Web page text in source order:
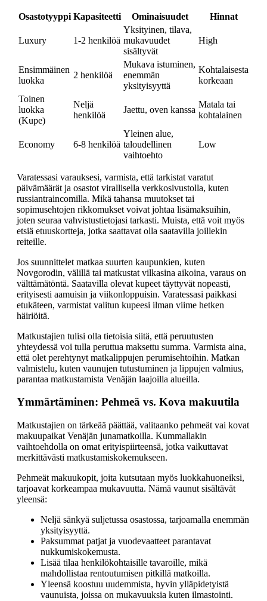
Osastotyyppi Kapasiteetti Ominaisuudet Hinnat
Luxury 1-2 henkilöä
Yksityinen, tilava,
mukavuudet
sisältyvät
High
Ensimmäinen
luokka
2 henkilöä
Mukava istuminen,
enemmän
yksityisyyttä
Kohtalaisesta
korkeaan
Toinen
luokka
(Kupe)
Neljä
henkilöä
Jaettu, oven kanssa
Matala tai
kohtalainen
Economy 6-8 henkilöä
Yleinen alue,
taloudellinen
vaihtoehto
Low
Varatessasi varauksesi, varmista, että tarkistat varatut
päivämäärät ja osastot virallisella verkkosivustolla, kuten
russiantraincomilla. Mikä tahansa muutokset tai
sopimusehtojen rikkomukset voivat johtaa lisämaksuihin,
joten seuraa vahvistustietojasi tarkasti. Muista, että voit myös
etsiä etuuskortteja, jotka saattavat olla saatavilla joillekin
reiteille.
Jos suunnittelet matkaa suurten kaupunkien, kuten
Novgorodin, välillä tai matkustat vilkasina aikoina, varaus on
välttämätöntä. Saatavilla olevat kupeet täyttyvät nopeasti,
erityisesti aamuisin ja viikonloppuisin. Varatessasi paikkasi
etukäteen, varmistat valitun kupeesi ilman viime hetken
häiriöitä.
Matkustajien tulisi olla tietoisia siitä, että peruutusten
yhteydessä voi tulla peruttua maksettu summa. Varmista aina,
että olet perehtynyt matkalippujen perumisehtoihin. Matkan
valmistelu, kuten vaunujen tutustuminen ja lippujen valmius,
parantaa matkustamista Venäjän laajoilla alueilla.
Ymmärtäminen: Pehmeä vs. Kova makuutila
Matkustajien on tärkeää päättää, valitaanko pehmeät vai kovat
makuupaikat Venäjän junamatkoilla. Kummallakin
vaihtoehdolla on omat erityispiirteensä, jotka vaikuttavat
merkittävästi matkustamiskokemukseen.
Pehmeät makuukopit, joita kutsutaan myös luokkahuoneiksi,
tarjoavat korkeampaa mukavuutta. Nämä vaunut sisältävät
yleensä:
Neljä sänkyä suljetussa osastossa, tarjoamalla enemmän
yksityisyyttä.
Paksummat patjat ja vuodevaatteet parantavat
nukkumiskokemusta.
Lisää tilaa henkilökohtaisille tavaroille, mikä
mahdollistaa rentoutumisen pitkillä matkoilla.
Yleensä koostuu uudemmista, hyvin ylläpidetyistä
vaunuista, joissa on mukavuuksia kuten ilmastointi.